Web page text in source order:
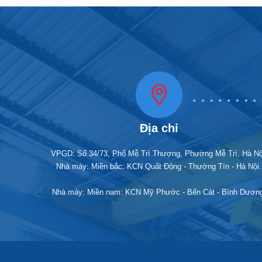
Ưu
Địa chỉ
VPGD: Số 34/73, Phố Mễ Trì Thượng, Phường Mễ Trì, Hà
Nhà máy: Miền bắc: KCN Quất Động - Thường Tín - Hà Nội.
Nhà máy: Miền nam: KCN Mỹ Phước - Bến Cát - Bình